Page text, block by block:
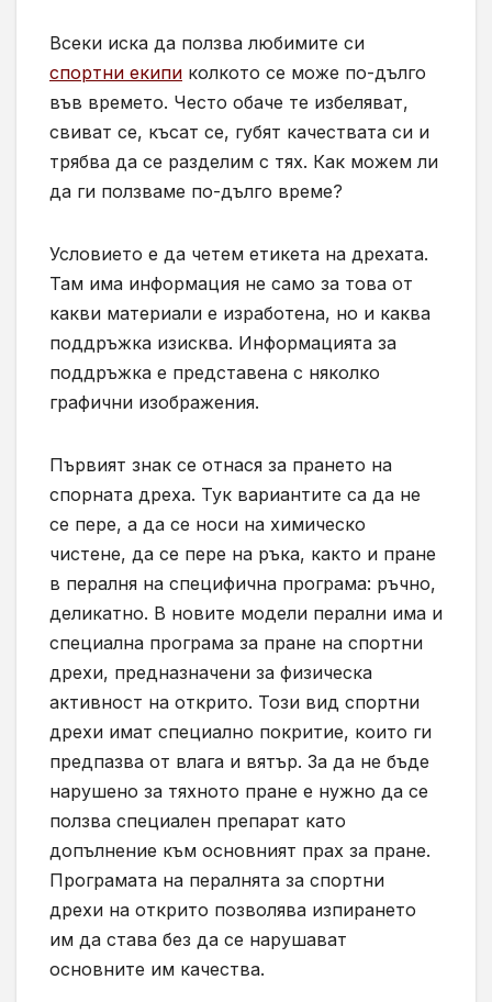
Всеки иска да ползва любимите си
спортни екипи колкото се може по-дълго
във времето. Често обаче те избеляват,
свиват се, късат се, губят качествата си и
трябва да се разделим с тях. Как можем ли
да ги ползваме по-дълго време?
Условието е да четем етикета на дрехата.
Там има информация не само за това от
какви материали е изработена, но и каква
поддръжка изисква. Информацията за
поддръжка е представена с няколко
графични изображения.
Първият знак се отнася за прането на
спорната дреха. Тук вариантите са да не
се пере, а да се носи на химическо
чистене, да се пере на ръка, както и пране
в пералня на специфична програма: ръчно,
деликатно. В новите модели перални има и
специална програма за пране на спортни
дрехи, предназначени за физическа
активност на открито. Този вид спортни
дрехи имат специално покритие, които ги
предпазва от влага и вятър. За да не бъде
нарушено за тяхното пране е нужно да се
ползва специален препарат като
допълнение към основният прах за пране.
Програмата на пералнята за спортни
дрехи на открито позволява изпирането
им да става без да се нарушават
основните им качества.